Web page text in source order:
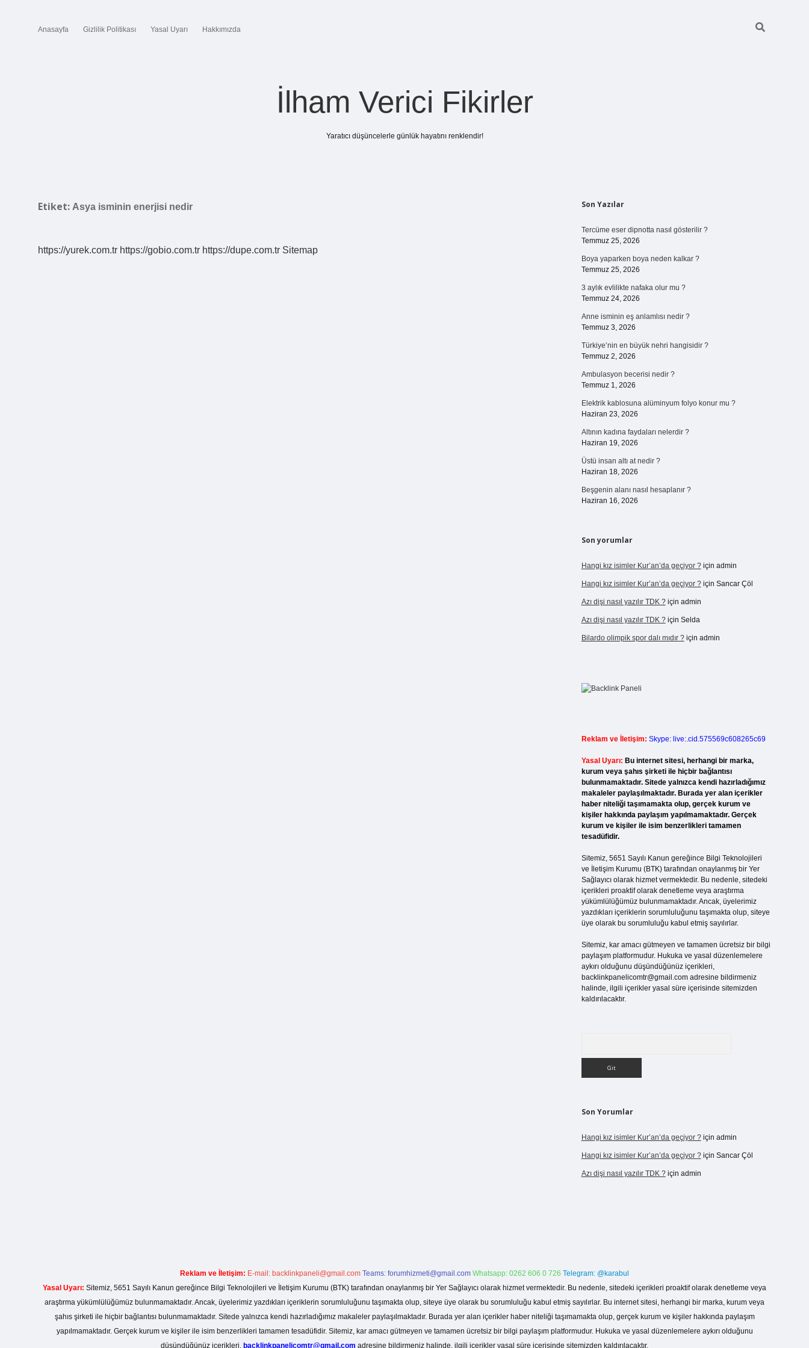
Anasayfa Gizlilik Politikası Yasal Uyarı Hakkımızda
İlham Verici Fikirler
Yaratıcı düşüncelerle günlük hayatını renklendir!
Etiket: Asya isminin enerjisi nedir
https://yurek.com.tr https://gobio.com.tr https://dupe.com.tr Sitemap
Sidebar
Son Yazılar
Tercüme eser dipnotta nasıl gösterilir ?
Temmuz 25, 2026
Boya yaparken boya neden kalkar ?
Temmuz 25, 2026
3 aylık evlilikte nafaka olur mu ?
Temmuz 24, 2026
Anne isminin eş anlamlısı nedir ?
Temmuz 3, 2026
Türkiye’nin en büyük nehri hangisidir ?
Temmuz 2, 2026
Ambulasyon becerisi nedir ?
Temmuz 1, 2026
Elektrik kablosuna alüminyum folyo konur mu ?
Haziran 23, 2026
Altının kadına faydaları nelerdir ?
Haziran 19, 2026
Üstü insan altı at nedir ?
Haziran 18, 2026
Beşgenin alanı nasıl hesaplanır ?
Haziran 16, 2026
Son yorumlar
Hangi kız isimler Kur’an’da geçiyor ?için admin
Hangi kız isimler Kur’an’da geçiyor ?için Sancar Çöl
Azı dişi nasıl yazılır TDK ?için admin
Azı dişi nasıl yazılır TDK ?için Selda
Bilardo olimpik spor dalı mıdır ?için admin
Reklam ve İletişim: Skype: live:.cid.575569c608265c69
Yasal Uyarı: Bu internet sitesi, herhangi bir marka,
kurum veya şahıs şirketi ile hiçbir bağlantısı
bulunmamaktadır. Sitede yalnızca kendi hazırladığımız
makaleler paylaşılmaktadır. Burada yer alan içerikler
haber niteliği taşımamakta olup, gerçek kurum ve
kişiler hakkında paylaşım yapılmamaktadır. Gerçek
kurum ve kişiler ile isim benzerlikleri tamamen
tesadüfidir.
Sitemiz, 5651 Sayılı Kanun gereğince Bilgi Teknolojileri
ve İletişim Kurumu (BTK) tarafından onaylanmış bir Yer
Sağlayıcı olarak hizmet vermektedir. Bu nedenle, sitedeki
içerikleri proaktif olarak denetleme veya araştırma
yükümlülüğümüz bulunmamaktadır. Ancak, üyelerimiz
yazdıkları içeriklerin sorumluluğunu taşımakta olup, siteye
üye olarak bu sorumluluğu kabul etmiş sayılırlar.
Sitemiz, kar amacı gütmeyen ve tamamen ücretsiz bir bilgi
paylaşım platformudur. Hukuka ve yasal düzenlemelere
aykırı olduğunu düşündüğünüz içerikleri,
backlinkpanelicomtr@gmail.comadresine bildirmeniz
halinde, ilgili içerikler yasal süre içerisinde sitemizden
kaldırılacaktır.
Son Yorumlar
Hangi kız isimler Kur’an’da geçiyor ?için admin
Hangi kız isimler Kur’an’da geçiyor ?için Sancar Çöl
Azı dişi nasıl yazılır TDK ?için admin
Reklam ve İletişim: E-mail: backlinkpaneli@gmail.com Teams: forumhizmeti@gmail.com Whatsapp: 0262 606 0 726 Telegram: @karabul
Yasal Uyarı: Sitemiz, 5651 Sayılı Kanun gereğince Bilgi Teknolojileri ve İletişim Kurumu (BTK) tarafından onaylanmış bir Yer Sağlayıcı olarak hizmet vermektedir. Bu nedenle, sitedeki içerikleri proaktif olarak denetleme veya
araştırma yükümlülüğümüz bulunmamaktadır. Ancak, üyelerimiz yazdıkları içeriklerin sorumluluğunu taşımakta olup, siteye üye olarak bu sorumluluğu kabul etmiş sayılırlar. Bu internet sitesi, herhangi bir marka, kurum veya
şahıs şirketi ile hiçbir bağlantısı bulunmamaktadır. Sitede yalnızca kendi hazırladığımız makaleler paylaşılmaktadır. Burada yer alan içerikler haber niteliği taşımamakta olup, gerçek kurum ve kişiler hakkında paylaşım
yapılmamaktadır. Gerçek kurum ve kişiler ile isim benzerlikleri tamamen tesadüfidir. Sitemiz, kar amacı gütmeyen ve tamamen ücretsiz bir bilgi paylaşım platformudur. Hukuka ve yasal düzenlemelere aykırı olduğunu
düşündüğünüz içerikleri, backlinkpanelicomtr@gmail.com adresine bildirmeniz halinde, ilgili içerikler yasal süre içerisinde sitemizden kaldırılacaktır.